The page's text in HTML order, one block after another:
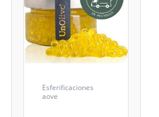
Esferificaciones
aove